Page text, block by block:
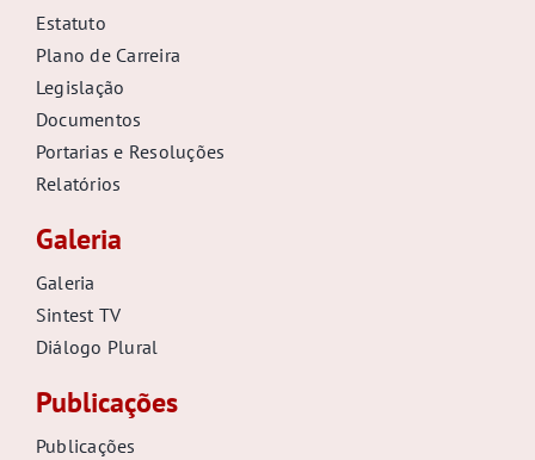
Estatuto
Plano de Carreira
Legislação
Documentos
Portarias e Resoluções
Relatórios
Galeria
Galeria
Sintest TV
Diálogo Plural
Publicações
Publicações